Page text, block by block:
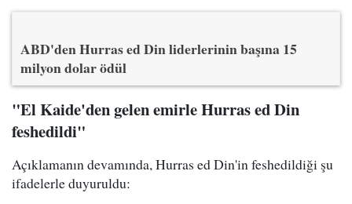
ABD'den Hurras ed Din liderlerinin başına 15
milyon dolar ödül
"El Kaide'den gelen emirle Hurras ed Din
feshedildi"
Açıklamanın devamında, Hurras ed Din'in feshedildiği şu
ifadelerle duyuruldu: